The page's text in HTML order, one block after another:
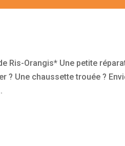
Ris-Orangis* Une petite
? Une chaussette trouée ?